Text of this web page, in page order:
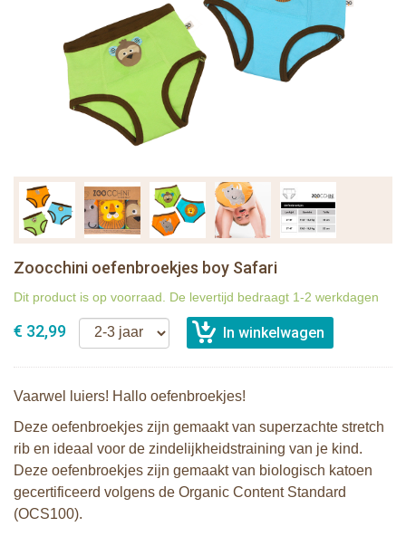
Zoocchini oefenbroekjes boy Safari
Dit product is op voorraad. De levertijd bedraagt 1-2 werkdagen
€ 32,99
Vaarwel luiers! Hallo oefenbroekjes!
Deze oefenbroekjes zijn gemaakt van superzachte stretch
rib en ideaal voor de zindelijkheidstraining van je kind.
Deze oefenbroekjes zijn gemaakt van biologisch katoen
gecertificeerd volgens de Organic Content Standard
(OCS100).